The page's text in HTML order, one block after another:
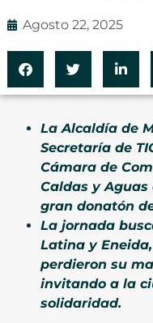
Agosto 22, 2025
La Alcaldía de
Secretaría de
Cámara de
Caldas y
gran donatón
La jornada
Latina y
perdieron su
invitando a la
solidaridad.